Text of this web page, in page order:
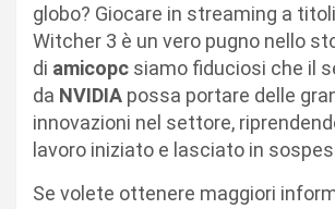
globo? Giocare in streaming a
Witcher 3 è un vero pugno nello
di amicopc siamo fiduciosi che il
da NVIDIA possa portare delle
innovazioni nel settore,
lavoro iniziato e lasciato in
Se volete ottenere maggiori